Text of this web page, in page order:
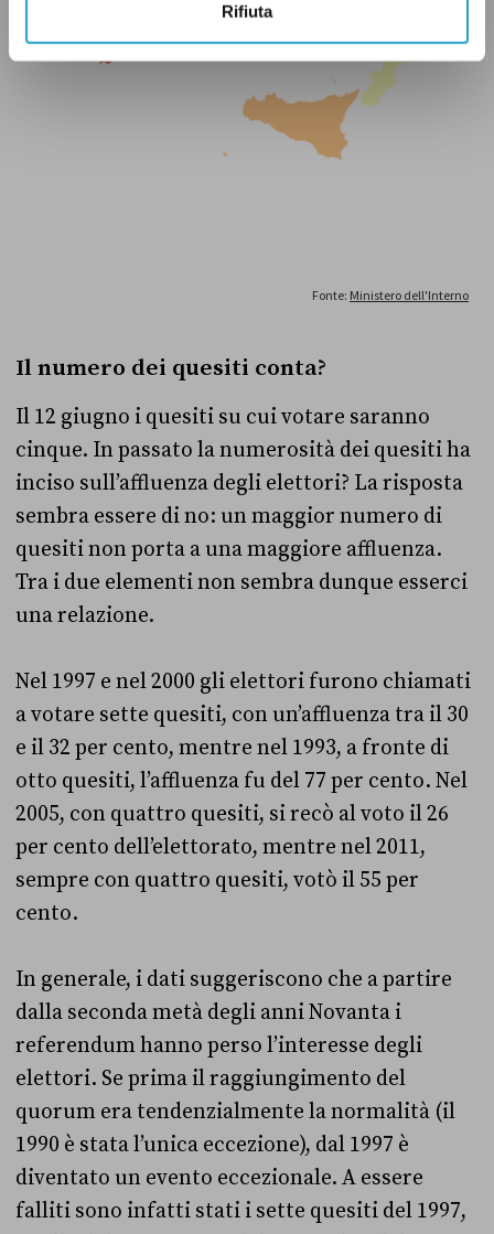
Rifiuta
Il numero dei quesiti conta?
Il 12 giugno i quesiti su cui votare saranno
cinque. In passato la numerosità dei quesiti ha
inciso sull’affluenza degli elettori? La risposta
sembra essere di no: un maggior numero di
quesiti non porta a una maggiore affluenza.
Tra i due elementi non sembra dunque esserci
una relazione.
Nel 1997 e nel 2000 gli elettori furono chiamati
a votare sette quesiti, con un’affluenza tra il 30
e il 32 per cento, mentre nel 1993, a fronte di
otto quesiti, l’affluenza fu del 77 per cento. Nel
2005, con quattro quesiti, si recò al voto il 26
per cento dell’elettorato, mentre nel 2011,
sempre con quattro quesiti, votò il 55 per
cento.
In generale, i dati suggeriscono che a partire
dalla seconda metà degli anni Novanta i
referendum hanno perso l’interesse degli
elettori. Se prima il raggiungimento del
quorum era tendenzialmente la normalità (il
1990 è stata l’unica eccezione), dal 1997 è
diventato un evento eccezionale. A essere
falliti sono infatti stati i sette quesiti del 1997,